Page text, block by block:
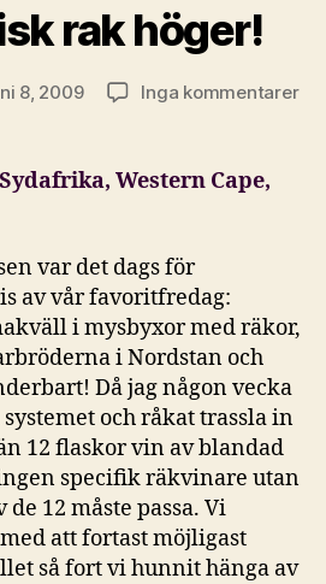
rak höger!
8, 2009 Inga kommentarertill
Western Cape,
var det dags för
av vår favoritfredag:
i mysbyxor med räkor,
i Nordstan och
Då jag någon vecka
och råkat trassla in
12 flaskor vin av blandad
specifik räkvinare utan
12 måste passa. Vi
att fortast möjligast
så fort vi hunnit hänga av